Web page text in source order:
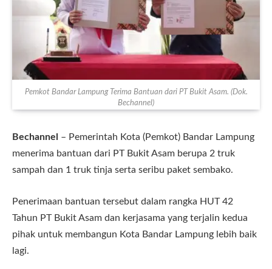
Pemkot Bandar Lampung Terima Bantuan dari PT Bukit Asam. (Dok.
Bechannel)
Bechannel
– Pemerintah Kota (Pemkot) Bandar Lampung
menerima bantuan dari PT Bukit Asam berupa 2 truk
sampah dan 1 truk tinja serta seribu paket sembako.
Penerimaan bantuan tersebut dalam rangka HUT 42
Tahun PT Bukit Asam dan kerjasama yang terjalin kedua
pihak untuk membangun Kota Bandar Lampung lebih baik
lagi.